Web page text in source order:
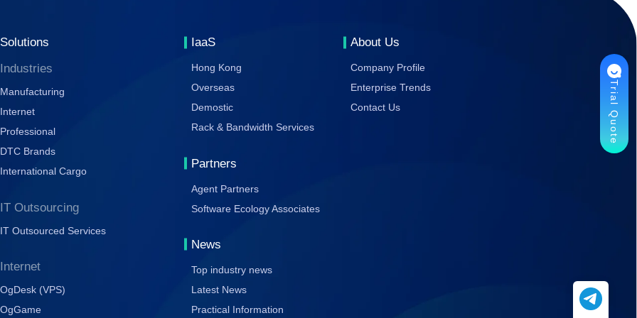
Solutions
Industries
Manufacturing
Internet
Professional
DTC Brands
International Cargo
IT Outsourcing
IT Outsourced Services
Internet
OgDesk (VPS)
OgGame
IaaS
Hong Kong
Overseas
Demostic
Rack & Bandwidth Services
Partners
Agent Partners
Software Ecology Associates
News
Top industry news
Latest News
Practical Information
About Us
Company Profile
Enterprise Trends
Contact Us
Trial Quote